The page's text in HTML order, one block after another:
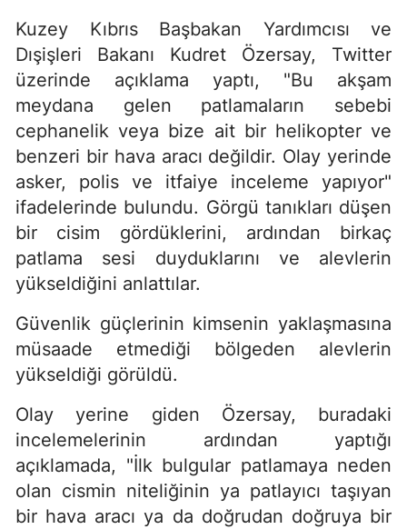
Kuzey Kıbrıs Başbakan Yardımcısı ve
Dışişleri Bakanı Kudret Özersay, Twitter
üzerinde açıklama yaptı, "Bu akşam
meydana gelen patlamaların sebebi
cephanelik veya bize ait bir helikopter ve
benzeri bir hava aracı değildir. Olay yerinde
asker, polis ve itfaiye inceleme yapıyor"
ifadelerinde bulundu. Görgü tanıkları düşen
bir cisim gördüklerini, ardından birkaç
patlama sesi duyduklarını ve alevlerin
yükseldiğini anlattılar.
Güvenlik güçlerinin kimsenin yaklaşmasına
müsaade etmediği bölgeden alevlerin
yükseldiği görüldü.
Olay yerine giden Özersay, buradaki
incelemelerinin ardından yaptığı
açıklamada, "İlk bulgular patlamaya neden
olan cismin niteliğinin ya patlayıcı taşıyan
bir hava aracı ya da doğrudan doğruya bir